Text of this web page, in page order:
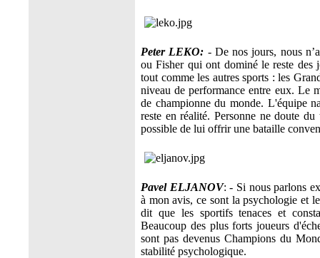
Peter LEKO: - De nos jours, nous
ou Fisher qui ont dominé le reste des
tout comme les autres sports : les
niveau de performance entre eux. Le
de championne du monde. L'équipe
reste en réalité. Personne ne doute
possible de lui offrir une bataille
Pavel ELJANOV: - Si nous parlons
à mon avis, ce sont la psychologie et
dit que les sportifs tenaces et
Beaucoup des plus forts joueurs
sont pas devenus Champions du
stabilité psychologique.